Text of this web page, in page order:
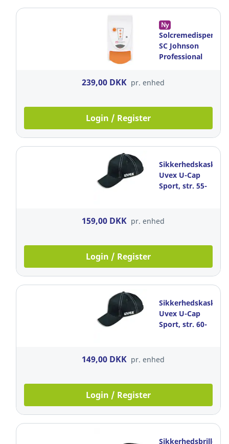
Ny
Solcremedispenser,
SC Johnson
Professional
hvid
239,00 DKK pr. enhed
Login / Register
Sikkerhedskasket,
Uvex U-Cap
Sport, str. 55-
159,00 DKK pr. enhed
Login / Register
Sikkerhedskasket,
Uvex U-Cap
Sport, str. 60-
149,00 DKK pr. enhed
Login / Register
Sikkerhedsbrille,